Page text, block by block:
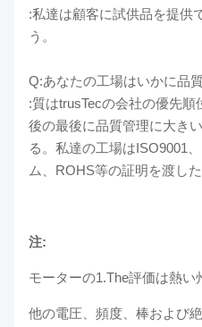
:私達は顧客に試供品を提供
う。
Q:あなたの工場はいかに品
:質はtrusTecの会社の優先
後の最後に品質管理に大き
る。私達の工場はISO9001
ム、ROHS等の証明を渡した
注:
モーターの1.The評価は熱い
他の電圧、頻度、棒および